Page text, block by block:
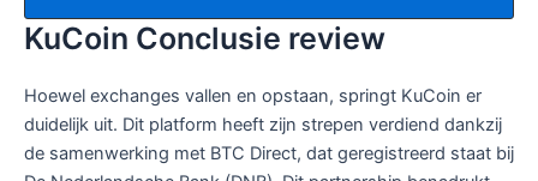
KuCoin Conclusie review
Hoewel exchanges vallen en opstaan, springt KuCoin er
duidelijk uit. Dit platform heeft zijn strepen verdiend dankzij
de samenwerking met BTC Direct, dat geregistreerd staat bij